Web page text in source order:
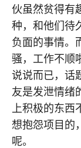
伙虽然贫得有
种，和他们待
负面的事情。
骚，工作不顺
说说而已，话
友是发泄情绪
上积极的东
想抱怨项目的
呢。